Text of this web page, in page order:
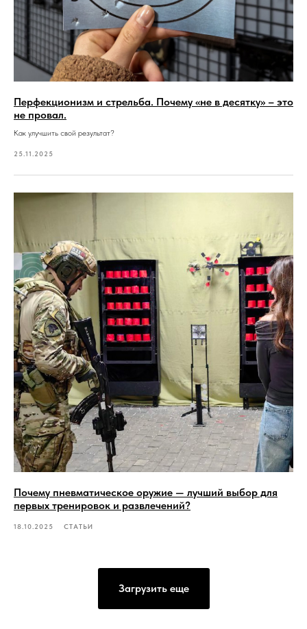
Перфекционизм и стрельба. Почему «не в десятку» – это
не провал.
Как улучшить свой результат?
25.11.2025
Почему пневматическое оружие — лучший выбор для
первых тренировок и развлечений?
18.10.2025 СТАТЬИ
Загрузить еще